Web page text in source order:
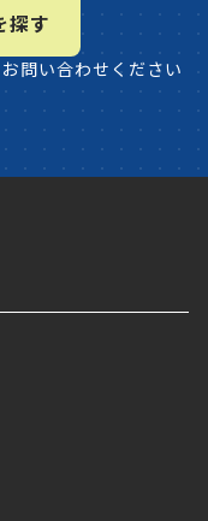
探す
問い合わせください